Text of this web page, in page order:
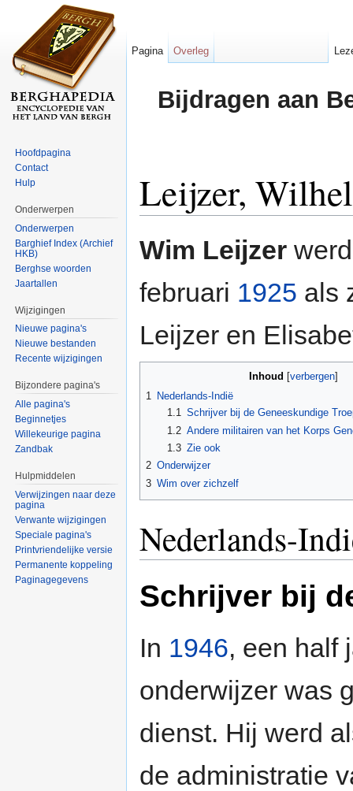
Bijdragen aan
Leijzer,
Wim Leijzer
februari 1925 als
Leijzer en
Inhoud verbergen
1 Nederlands-Indië
1.1 Schrijver bij de Geneeskundige
1.2 Andere militairen van het Korps
1.3 Zie ook
2 Onderwijzer
3 Wim over zichzelf
Nederlands-
Schrijver bij
In 1946, een half
onderwijzer was
dienst. Hij werd
de administratie
Pagina Overleg
Hoofdpagina
Contact
Hulp
Onderwerpen
Onderwerpen
Barghief Index (Archief
HKB)
Berghse woorden
Jaartallen
Wijzigingen
Nieuwe pagina's
Nieuwe bestanden
Recente wijzigingen
Bijzondere pagina's
Alle pagina's
Beginnetjes
Willekeurige pagina
Zandbak
Hulpmiddelen
Verwijzingen naar deze
pagina
Verwante wijzigingen
Speciale pagina's
Printvriendelijke versie
Permanente koppeling
Paginagegevens